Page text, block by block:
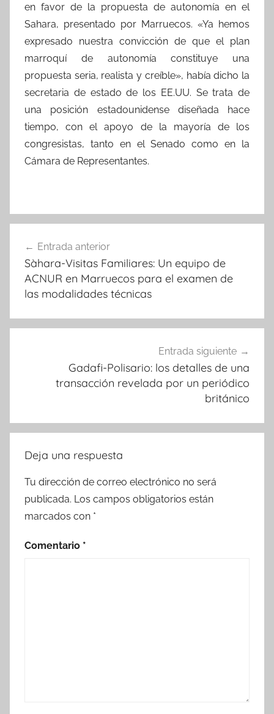
en favor de la propuesta de autonomía en el
Sahara, presentado por Marruecos. «Ya hemos
expresado nuestra convicción de que el plan
marroquí de autonomía constituye una
propuesta seria, realista y creíble», había dicho la
secretaria de estado de los EE.UU. Se trata de
una posición estadounidense diseñada hace
tiempo, con el apoyo de la mayoría de los
congresistas, tanto en el Senado como en la
Cámara de Representantes.
de
entradas
Entrada anterior
Sàhara-Visitas Familiares: Un equipo de
ACNUR en Marruecos para el examen de
las modalidades técnicas
Entrada siguiente
Gadafi-Polisario: los detalles de una
transacción revelada por un periódico
británico
Deja una respuesta
Tu dirección de correo electrónico no será
publicada. Los campos obligatorios están
marcados con *
Comentario *